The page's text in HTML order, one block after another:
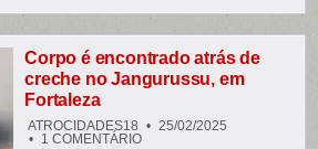
RODOVIA
SÃO
BERNARDO
DO
Corpo é encontrado atrás de
creche no Jangurussu, em
Fortaleza
ATROCIDADES18
25/02/2025
1 COMENTÁRIOEM